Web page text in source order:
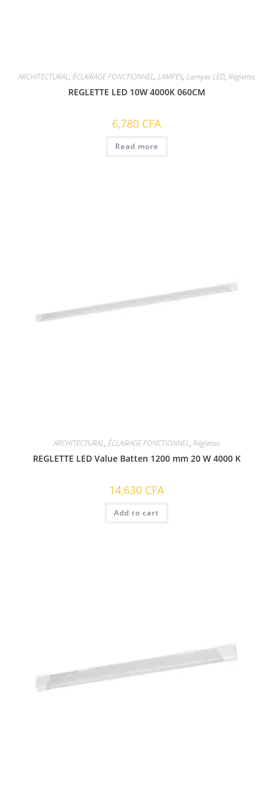
ARCHITECTURAL, ÉCLAIRAGE FONCTIONNEL, LAMPES, Lampes LED, Réglettes
REGLETTE LED 10W 4000K 060CM
6,780 CFA
Read more
ARCHITECTURAL, ÉCLAIRAGE FONCTIONNEL, Réglettes
REGLETTE LED Value Batten 1200 mm 20 W 4000 K
14,630 CFA
Add to cart